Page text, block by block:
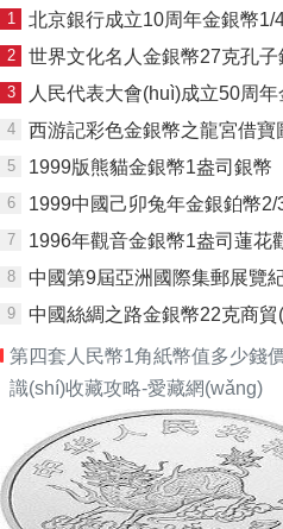
1 北京銀行成立10周年金銀幣1/4盎司熊貓加
2 世界文化名人金銀幣27克孔子
3 人民代表大會(huì)成立50周年金銀幣1盎
4 西游記彩色金銀幣之龍宮借寶圖
5 1999版熊貓金銀幣1盎司銀幣
6 1999中國己卯兔年金銀鉑幣2/3盎司梅花
7 1996年觀音金銀幣1盎司蓮花
8 中國第9屆亞洲國際集郵展覽紀(jì)念幣1盎司清朝團(tuán)
9 中國絲綢之路金銀幣22克商貿
第四套人民幣1角紙幣值多少錢
識(shí)收藏攻略-愛藏網(wǎng)